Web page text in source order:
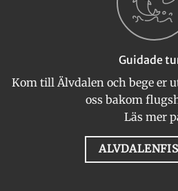
Guidade
Kom till Älvdalen och bege er
oss bakom
Läs mer